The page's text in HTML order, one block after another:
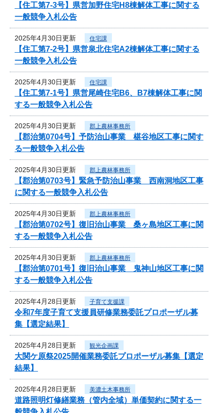
【住工第7-3号】県営加野住宅H8棟解体工事に関する
一般競争入札公告
2025年4月30日更新 住宅課
【住工第7-2号】県営泉北住宅A2棟解体工事に関する
一般競争入札公告
2025年4月30日更新 住宅課
【住工第7-1号】県営尾崎住宅B6、B7棟解体工事に関
する一般競争入札公告
2025年4月30日更新 郡上農林事務所
【郡治第0704号】予防治山事業 椹谷地区工事に関す
る一般競争入札公告
2025年4月30日更新 郡上農林事務所
【郡治第0703号】緊急予防治山事業 西南洞地区工事
に関する一般競争入札公告
2025年4月30日更新 郡上農林事務所
【郡治第0702号】復旧治山事業 桑ヶ島地区工事に関
する一般競争入札公告
2025年4月30日更新 郡上農林事務所
【郡治第0701号】復旧治山事業 鬼神山地区工事に関
する一般競争入札公告
2025年4月28日更新 子育て支援課
令和7年度子育て支援員研修業務委託プロポーザル募
集【選定結果】
2025年4月28日更新 観光企画課
大関ケ原祭2025開催業務委託プロポーザル募集【選定
結果】
2025年4月28日更新 美濃土木事務所
道路照明灯修繕業務（管内全域）単価契約に関する一